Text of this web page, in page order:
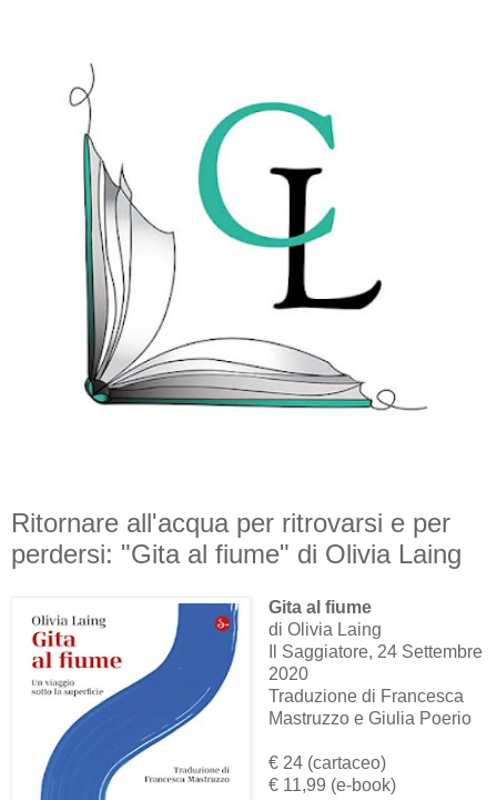
Ritornare all'acqua per ritrovarsi e per
perdersi: "Gita al fiume" di Olivia Laing
Gita al fiume
di Olivia Laing
Il Saggiatore, 24 Settembre
2020
Traduzione di Francesca
Mastruzzo e Giulia Poerio
€ 24 (cartaceo)
€ 11,99 (e-book)